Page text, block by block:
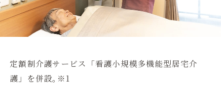
定額制介護サービス「看護小規模多機能型居宅介
護」を併設。※1